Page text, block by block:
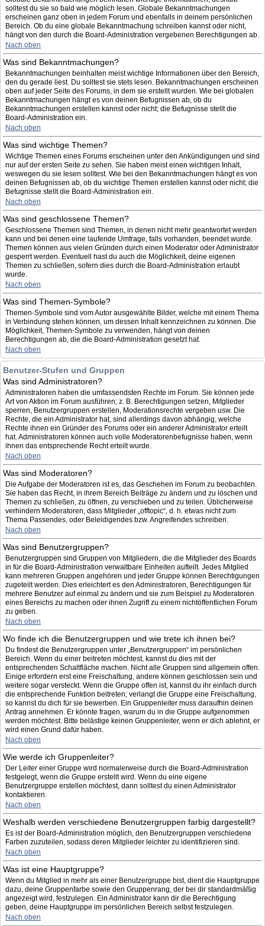
solltest du sie so bald wie möglich lesen. Globale Bekanntmachungen
erscheinen ganz oben in jedem Forum und ebenfalls in deinem persönlichen
Bereich. Ob du eine globale Bekanntmachung schreiben kannst oder nicht,
hängt von den durch die Board-Administration vergebenen Berechtigungen ab.
Nach oben
Was sind Bekanntmachungen?
Bekanntmachungen beinhalten meist wichtige Informationen über den Bereich,
den du gerade liest. Du solltest sie stets lesen. Bekanntmachungen erscheinen
oben auf jeder Seite des Forums, in dem sie erstellt wurden. Wie bei globalen
Bekanntmachungen hängt es von deinen Befugnissen ab, ob du
Bekanntmachungen erstellen kannst oder nicht; die Befugnisse stellt die
Board-Administration ein.
Nach oben
Was sind wichtige Themen?
Wichtige Themen eines Forums erscheinen unter den Ankündigungen und sind
nur auf der ersten Seite zu sehen. Sie haben meist einen wichtigen Inhalt,
weswegen du sie lesen solltest. Wie bei den Bekanntmachungen hängt es von
deinen Befugnissen ab, ob du wichtige Themen erstellen kannst oder nicht; die
Befugnisse stellt die Board-Administration ein.
Nach oben
Was sind geschlossene Themen?
Geschlossene Themen sind Themen, in denen nicht mehr geantwortet werden
kann und bei denen eine laufende Umfrage, falls vorhanden, beendet wurde.
Themen können aus vielen Gründen durch einen Moderator oder Administrator
gesperrt werden. Eventuell hast du auch die Möglichkeit, deine eigenen
Themen zu schließen, sofern dies durch die Board-Administration erlaubt
wurde.
Nach oben
Was sind Themen-Symbole?
Themen-Symbole sind vom Autor ausgewählte Bilder, welche mit einem Thema
in Verbindung stehen können, um dessen Inhalt kennzeichnen zu können. Die
Möglichkeit, Themen-Symbole zu verwenden, hängt von deinen
Berechtigungen ab, die die Board-Administration gesetzt hat.
Nach oben
Benutzer-Stufen und Gruppen
Was sind Administratoren?
Administratoren haben die umfassendsten Rechte im Forum. Sie können jede
Art von Aktion im Forum ausführen; z. B. Berechtigungen setzen, Mitglieder
sperren, Benutzergruppen erstellen, Moderationsrechte vergeben usw. Die
Rechte, die ein Administrator hat, sind allerdings davon abhängig, welche
Rechte ihnen ein Gründer des Forums oder ein anderer Administrator erteilt
hat. Administratoren können auch volle Moderatorenbefugnisse haben, wenn
ihnen das entsprechende Recht erteilt wurde.
Nach oben
Was sind Moderatoren?
Die Aufgabe der Moderatoren ist es, das Geschehen im Forum zu beobachten.
Sie haben das Recht, in ihrem Bereich Beiträge zu ändern und zu löschen und
Themen zu schließen, zu öffnen, zu verschieben und zu teilen. Üblicherweise
verhindern Moderatoren, dass Mitglieder „offtopic“, d. h. etwas nicht zum
Thema Passendes, oder Beleidigendes bzw. Angreifendes schreiben.
Nach oben
Was sind Benutzergruppen?
Benutzergruppen sind Gruppen von Mitgliedern, die die Mitglieder des Boards
in für die Board-Administration verwaltbare Einheiten aufteilt. Jedes Mitglied
kann mehreren Gruppen angehören und jeder Gruppe können Berechtigungen
zugeteilt werden. Dies erleichtert es den Administratoren, Berechtigungen für
mehrere Benutzer auf einmal zu ändern und sie zum Beispiel zu Moderatoren
eines Bereichs zu machen oder ihnen Zugriff zu einem nichtöffentlichen Forum
zu geben.
Nach oben
Wo finde ich die Benutzergruppen und wie trete ich ihnen bei?
Du findest die Benutzergruppen unter „Benutzergruppen“ im persönlichen
Bereich. Wenn du einer beitreten möchtest, kannst du dies mit der
entsprechenden Schaltfläche machen. Nicht alle Gruppen sind allgemein offen.
Einige erfordern erst eine Freischaltung, andere können geschlossen sein und
weitere sogar versteckt. Wenn die Gruppe offen ist, kannst du ihr einfach durch
die entsprechende Funktion beitreten; verlangt die Gruppe eine Freischaltung,
so kannst du dich für sie bewerben. Ein Gruppenleiter muss daraufhin deinen
Antrag annehmen. Er könnte fragen, warum du in die Gruppe aufgenommen
werden möchtest. Bitte belästige keinen Gruppenleiter, wenn er dich ablehnt, er
wird einen Grund dafür haben.
Nach oben
Wie werde ich Gruppenleiter?
Der Leiter einer Gruppe wird normalerweise durch die Board-Administration
festgelegt, wenn die Gruppe erstellt wird. Wenn du eine eigene
Benutzergruppe erstellen möchtest, dann solltest du einen Administrator
kontaktieren.
Nach oben
Weshalb werden verschiedene Benutzergruppen farbig dargestellt?
Es ist der Board-Administration möglich, den Benutzergruppen verschiedene
Farben zuzuteilen, sodass deren Mitglieder leichter zu identifizieren sind.
Nach oben
Was ist eine Hauptgruppe?
Wenn du Mitglied in mehr als einer Benutzergruppe bist, dient die Hauptgruppe
dazu, deine Gruppenfarbe sowie den Gruppenrang, der bei dir standardmäßig
angezeigt wird, festzulegen. Ein Administrator kann dir die Berechtigung
geben, deine Hauptgruppe im persönlichen Bereich selbst festzulegen.
Nach oben